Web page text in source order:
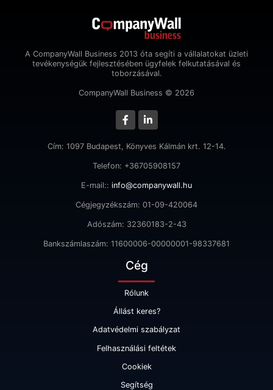
A CompanyWall Business 2013 óta segíti a vállalatokat üzleti
tevékenységük fejlesztésében ügyfelek felkutatásával és
toborzásával.
CompanyWall Business © 2026
Cím: 1097 Budapest, Könyves Kálmán krt. 12-14.
Telefon: +36705908157
E-mail:: info@companywall.hu
Cégjegyzékszám: 01-09-420064
Adószám: 32360183-2-43
Bankszámlaszám: 11600006-00000001-98337681
Cég
Rólunk
Állást keres?
Adatvédelmi szabályzat
Felhasználási feltétek
Cookiek
Segítség